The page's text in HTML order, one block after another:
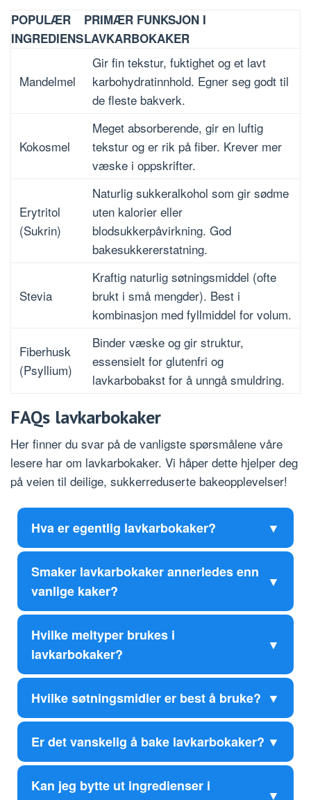
POPULÆR
INGREDIENS
PRIMÆR FUNKSJON I
LAVKARBOKAKER
Mandelmel
Gir fin tekstur, fuktighet og et lavt
karbohydratinnhold. Egner seg godt til
de fleste bakverk.
Kokosmel
Meget absorberende, gir en luftig
tekstur og er rik på fiber. Krever mer
væske i oppskrifter.
Erytritol
(Sukrin)
Naturlig sukkeralkohol som gir sødme
uten kalorier eller
blodsukkerpåvirkning. God
bakesukkererstatning.
Stevia
Kraftig naturlig søtningsmiddel (ofte
brukt i små mengder). Best i
kombinasjon med fyllmiddel for volum.
Fiberhusk
(Psyllium)
Binder væske og gir struktur,
essensielt for glutenfri og
lavkarbobakst for å unngå smuldring.
FAQs lavkarbokaker
Her finner du svar på de vanligste spørsmålene våre
lesere har om lavkarbokaker. Vi håper dette hjelper deg
på veien til deilige, sukkerreduserte bakeopplevelser!
Hva er egentlig lavkarbokaker?
Smaker lavkarbokaker annerledes enn
vanlige kaker?
Hvilke meltyper brukes i
lavkarbokaker?
Hvilke søtningsmidler er best å bruke?
Er det vanskelig å bake lavkarbokaker?
Kan jeg bytte ut ingredienser i